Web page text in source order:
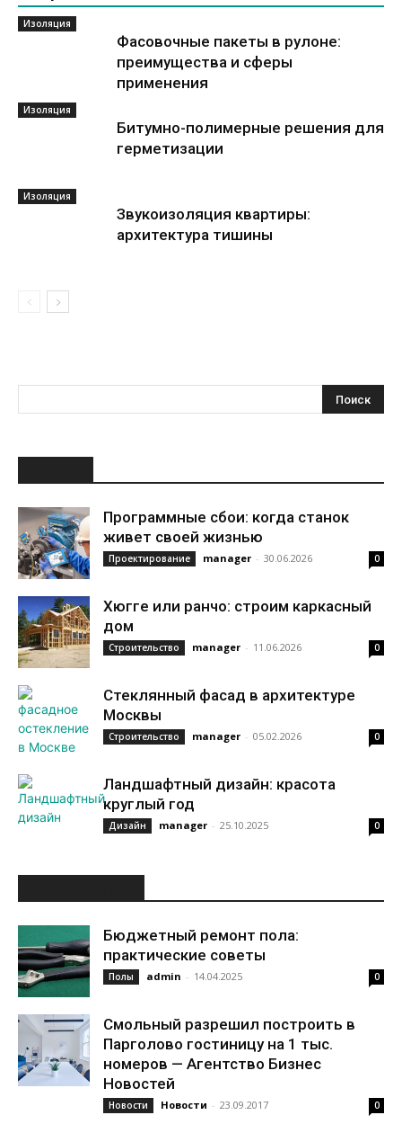
Изоляция
Фасовочные пакеты в рулоне:
преимущества и сферы
применения
Изоляция
Битумно-полимерные решения для
герметизации
Изоляция
Звукоизоляция квартиры:
архитектура тишины
Программные сбои: когда станок
живет своей жизнью
Проектирование manager - 30.06.2026 0
Хюгге или ранчо: строим каркасный
дом
Строительство manager - 11.06.2026 0
Стеклянный фасад в архитектуре
Москвы
Строительство manager - 05.02.2026 0
Ландшафтный дизайн: красота
круглый год
Дизайн manager - 25.10.2025 0
Бюджетный ремонт пола:
практические советы
Полы admin - 14.04.2025 0
Смольный разрешил построить в
Парголово гостиницу на 1 тыс.
номеров — Агентство Бизнес
Новостей
Новости Новости - 23.09.2017 0